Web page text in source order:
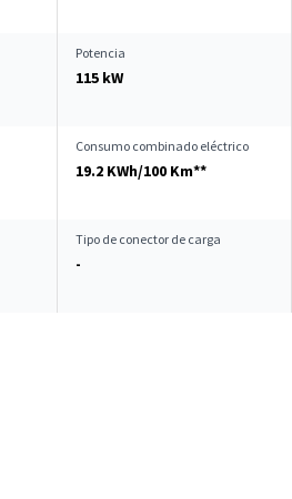
Potencia
115 kW
Consumo combinado eléctrico
19.2 KWh/100 Km**
Tipo de conector de carga
-